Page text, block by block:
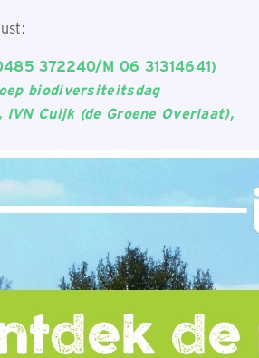
372240/M 06 31314641)
biodiversiteitsdag
IVN Cuijk (de Groene Overlaat),